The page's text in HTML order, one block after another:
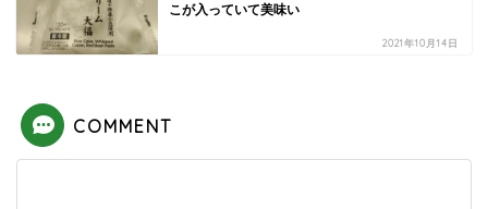
こが入っていて美味い
2021年10月14日
COMMENT